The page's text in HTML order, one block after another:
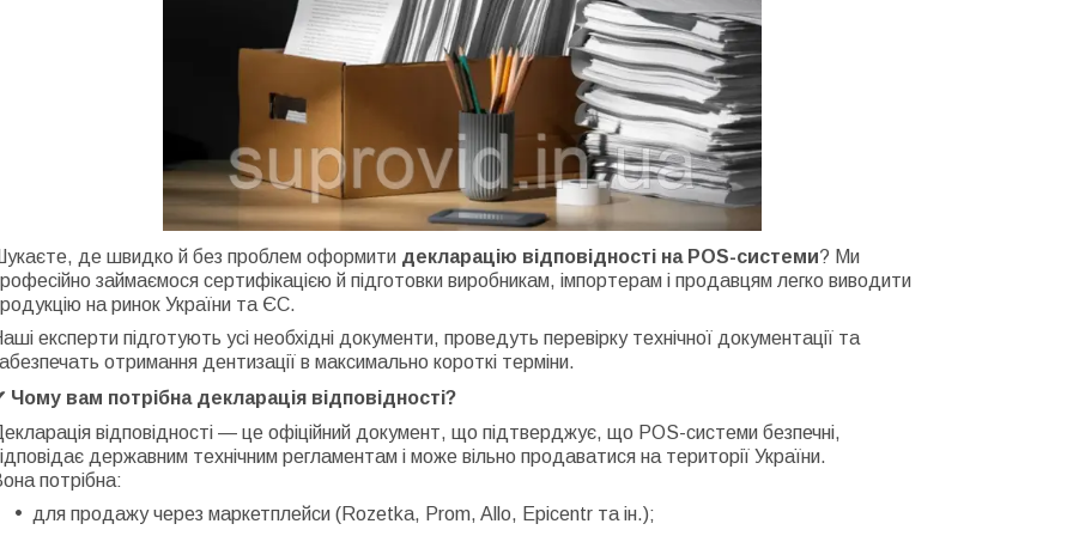
Шукаєте, де швидко й без проблем оформити декларацію відповідності на POS-системи? Ми
займаємося сертифікацією й підготовки виробникам, імпортерам і продавцям легко виводити
на ринок України та ЄС.
експерти підготують усі необхідні документи, проведуть перевірку технічної документації та
отримання дентизації в максимально короткі терміни.
Чому вам потрібна декларація відповідності?
відповідності — це офіційний документ, що підтверджує, що POS-системи безпечні,
державним технічним регламентам і може вільно продаватися на території України.
потрібна:
для продажу через маркетплейси (Rozetka, Prom, Allo, Epicentr та ін.);